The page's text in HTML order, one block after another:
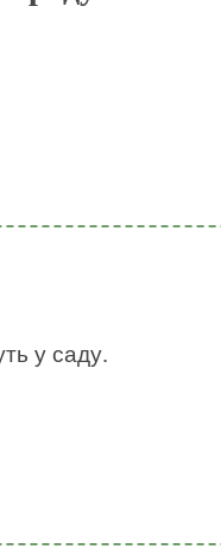
у саду.